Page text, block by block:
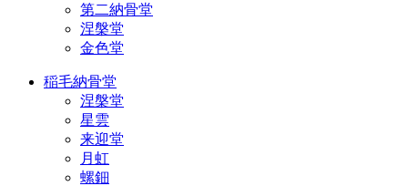
第二納骨堂
涅槃堂
金色堂
稲毛納骨堂
涅槃堂
星雲
来迎堂
月虹
螺鈿